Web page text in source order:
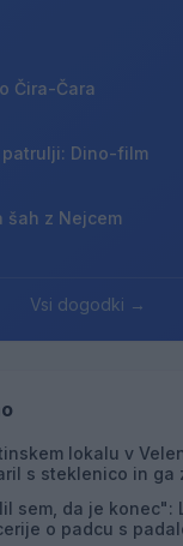
Čira-Čara
patrulji: Dino-film
šah z Nejcem
Vsi dogodki →
lokalu v
s steklenico in ga
sem, da je konec":
o padcu s